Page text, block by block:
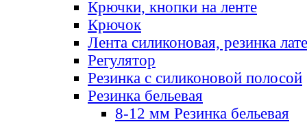
Крючки, кнопки на ленте
Крючок
Лента силиконовая, резинка
Регулятор
Резинка с силиконовой полосой
Резинка бельевая
8-12 мм Резинка бельевая